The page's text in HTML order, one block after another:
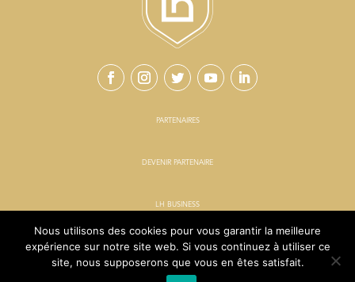
PARTENAIRES
DEVENIR PARTENAIRE
LH BUSINESS
ACTUS
Nous utilisons des cookies pour vous garantir la meilleure
expérience sur notre site web. Si vous continuez à utiliser ce
site, nous supposerons que vous en êtes satisfait.